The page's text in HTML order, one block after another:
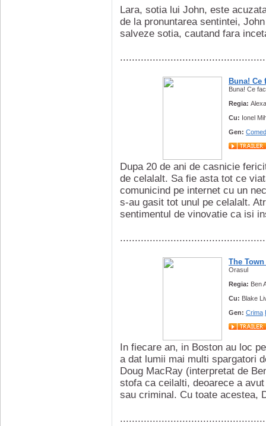
Lara, sotia lui John, este
de la pronuntarea sentintei,
salveze sotia, cautand fara
Buna! Ce
Buna! Ce
Regia:
Cu: Ionel
Gen:
Dupa 20 de ani de casnicie
de celalalt. Sa fie asta tot ce
comunicind pe internet cu un
s-au gasit tot unul pe celalalt.
sentimentul de vinovatie ca isi
The Town
Orasul
Regia: Ben
Cu: Blake
Gen: Crima
In fiecare an, in Boston au loc
a dat lumii mai multi spargatori
Doug MacRay (interpretat de
stofa ca ceilalti, deoarece a
sau criminal. Cu toate acestea,